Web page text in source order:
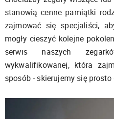
stanowią cenne pamiątki
zajmować się specjaliści,
mogły cieszyć kolejne
serwis naszych
wykwalifikowanej, która
sposób - skierujemy się